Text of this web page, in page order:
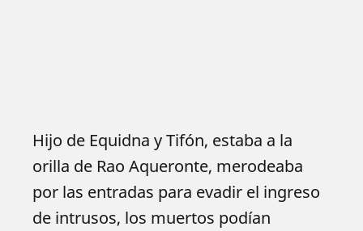
Hijo de Equidna y Tifón, estaba a la
orilla de Rao Aqueronte, merodeaba
por las entradas para evadir el ingreso
de intrusos, los muertos podían